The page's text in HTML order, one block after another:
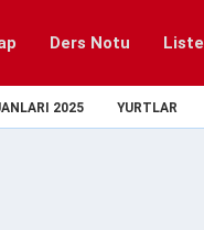
Ders Notu Liste
2025 YURTLAR